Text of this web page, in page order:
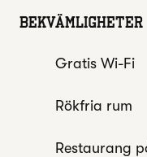
BEKVÄMLIGHETER
Gratis Wi-Fi
Rökfria rum
Restaurang